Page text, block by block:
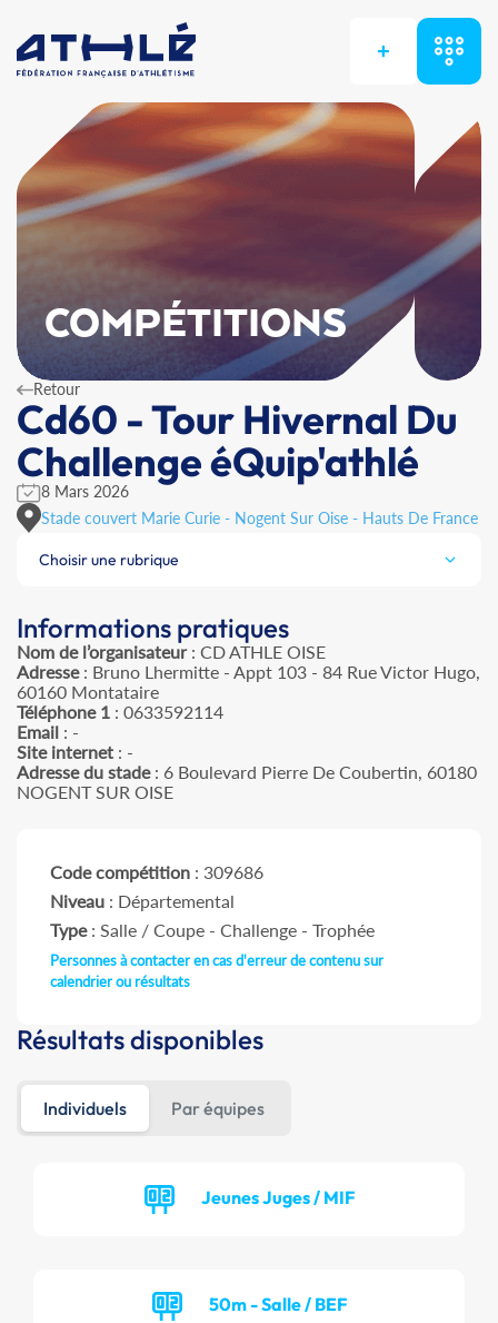
+
COMPÉTITIONS
Retour
Cd60 - Tour Hivernal Du
Challenge éQuip'athlé
8 Mars 2026
Stade couvert Marie Curie - Nogent Sur Oise - Hauts De France
Choisir une rubrique
Informations pratiques
Nom de l’organisateur: CD ATHLE OISE
Adresse: Bruno Lhermitte - Appt 103 - 84 Rue Victor Hugo,
60160 Montataire
Téléphone 1 : 0633592114
Email : -
Site internet : -
Adresse du stade: 6 Boulevard Pierre De Coubertin, 60180
NOGENT SUR OISE
Code compétition : 309686
Niveau : Départemental
Type: Salle / Coupe - Challenge - Trophée
Personnes à contacter en cas d'erreur de contenu sur
calendrier ou résultats
Résultats disponibles
Individuels Par équipes
Jeunes Juges / MIF
50m - Salle / BEF